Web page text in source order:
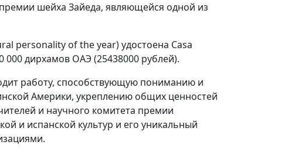
шейха Зайеда, являющейся одной из
personality of the year) удостоена Casa
000 дирхамов ОАЭ (25438000 рублей).
работу, способствующую пониманию и
Америки, укреплению общих ценностей
и научного комитета премии
и испанской культур и его уникальный